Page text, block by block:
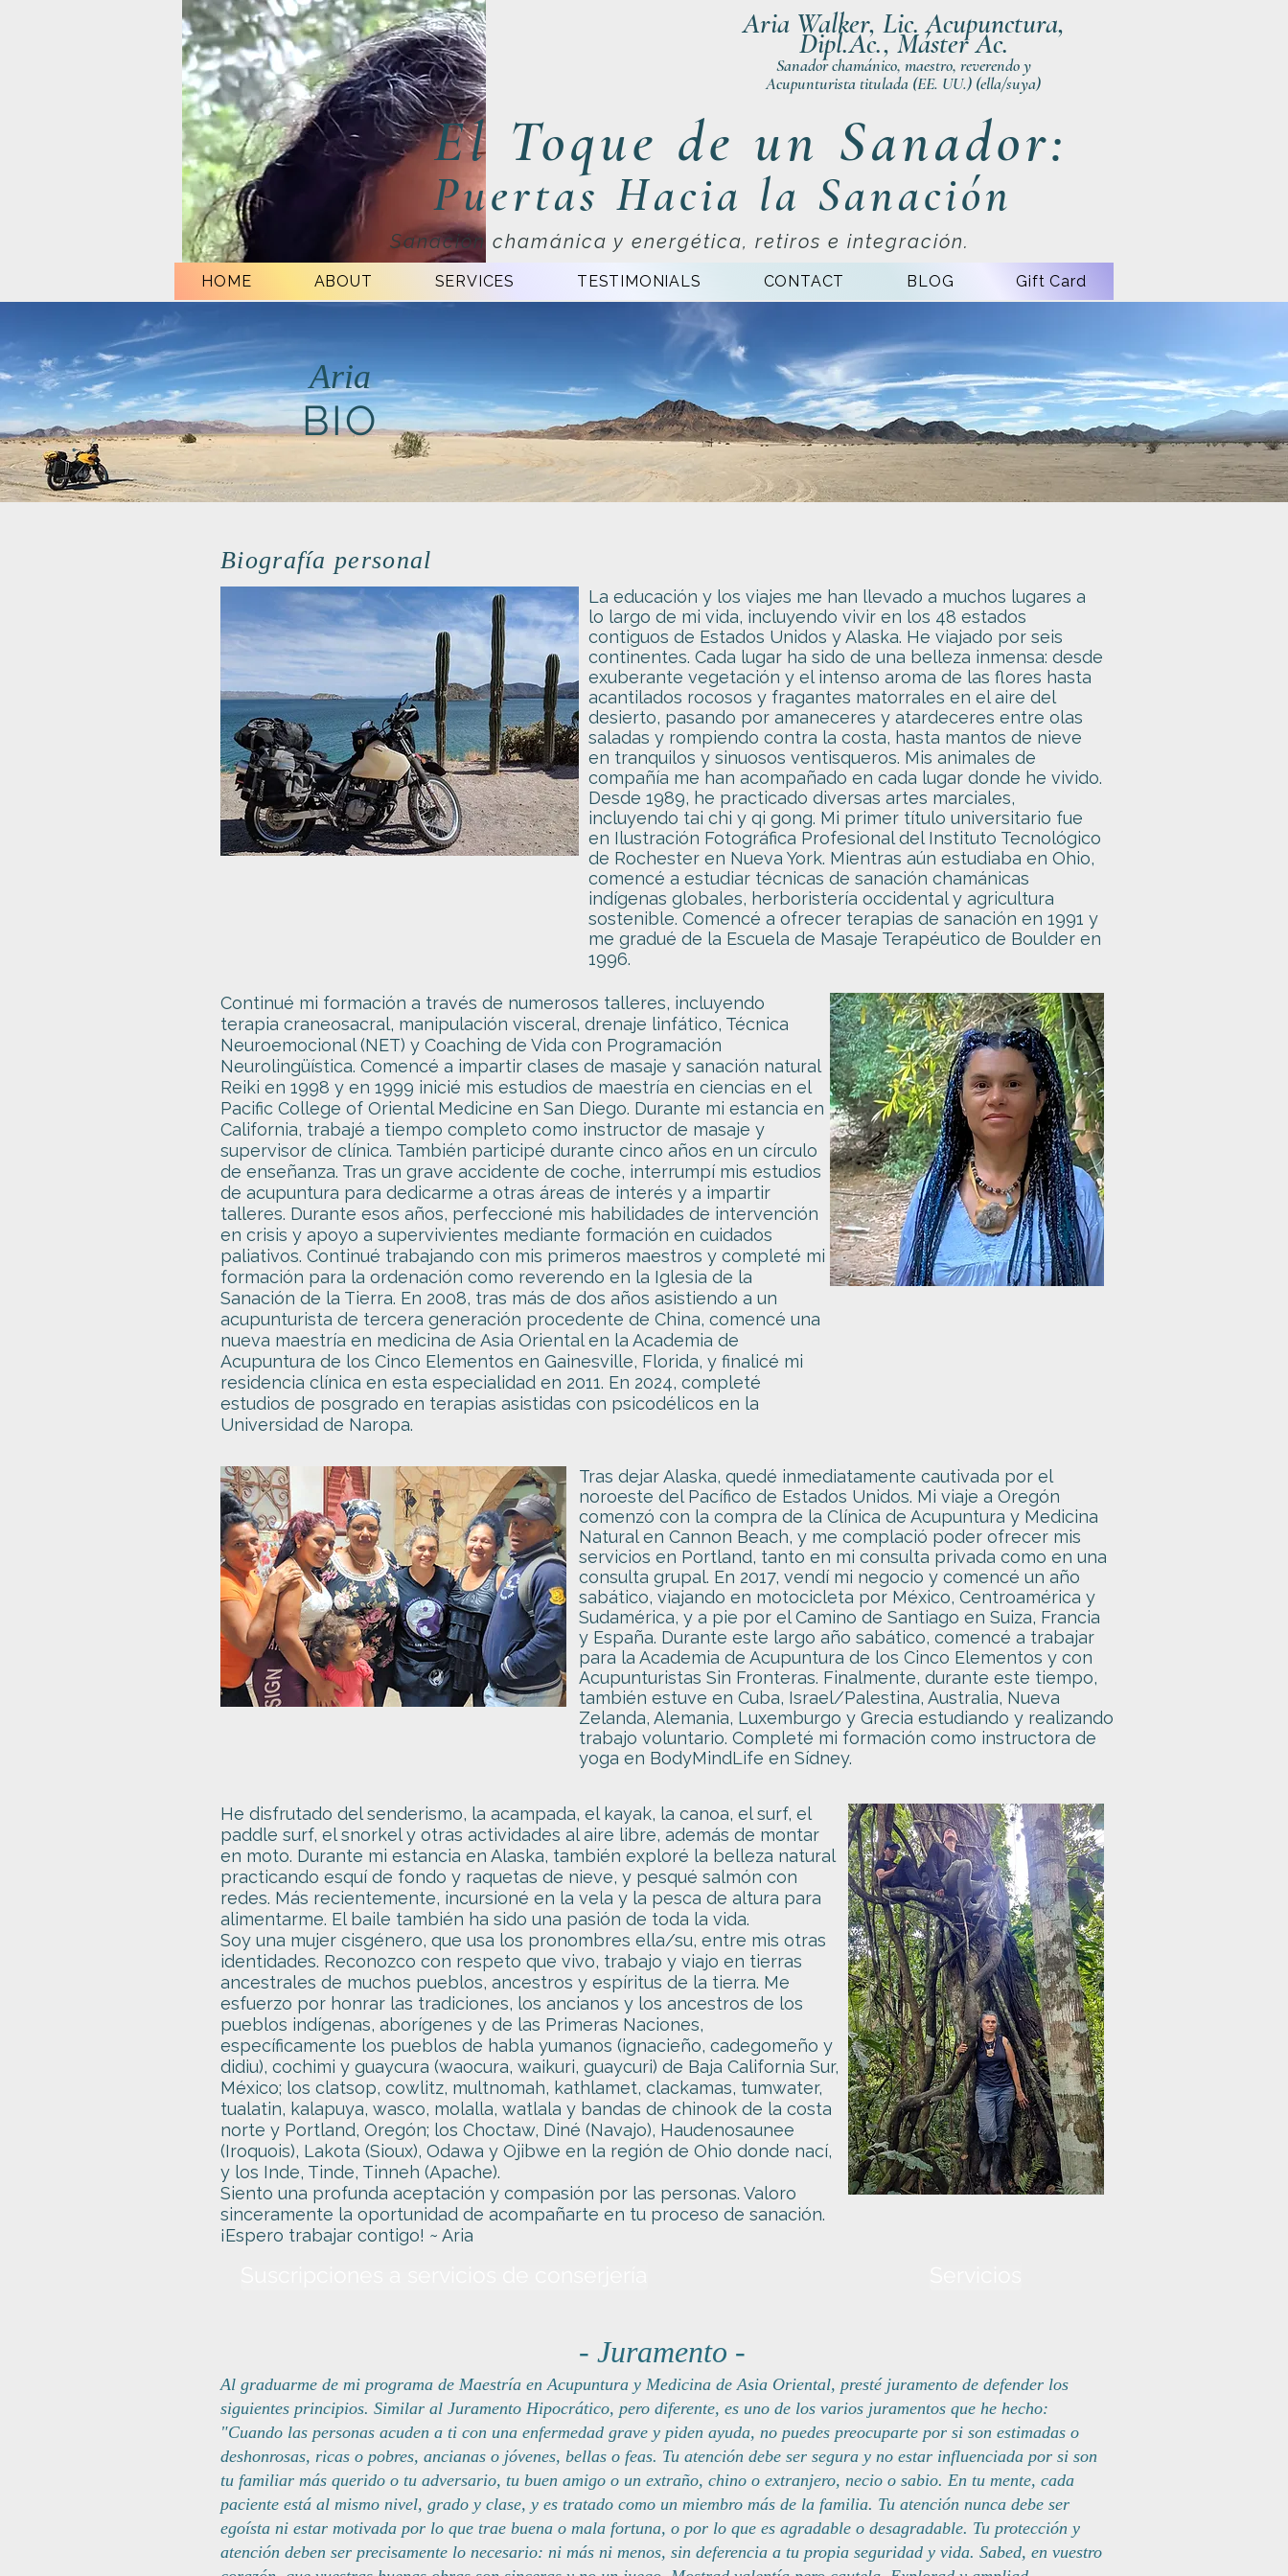
Aria Walker, Lic. Acupunctura,
Dipl.Ac., Máster Ac.
Sanador chamánico, maestro, reverendo y
Acupunturista titulada (EE. UU.) (ella/suya)
El Toque de un Sanador:
Puertas Hacia la Sanación
Sanación chamánica y energética, retiros e integración.
HOME ABOUT SERVICES TESTIMONIALS CONTACT BLOG Gift Card
Aria
BIO
Biografía personal
La educación y los viajes me han llevado a muchos lugares a
lo largo de mi vida, incluyendo vivir en los 48 estados
contiguos de Estados Unidos y Alaska. He viajado por seis
continentes. Cada lugar ha sido de una belleza inmensa: desde
exuberante vegetación y el intenso aroma de las flores hasta
acantilados rocosos y fragantes matorrales en el aire del
desierto, pasando por amaneceres y atardeceres entre olas
saladas y rompiendo contra la costa, hasta mantos de nieve
en tranquilos y sinuosos ventisqueros. Mis animales de
compañía me han acompañado en cada lugar donde he vivido.
Desde 1989, he practicado diversas artes marciales,
incluyendo tai chi y qi gong. Mi primer título universitario fue
en Ilustración Fotográfica Profesional del Instituto Tecnológico
de Rochester en Nueva York. Mientras aún estudiaba en Ohio,
comencé a estudiar técnicas de sanación chamánicas
indígenas globales, herboristería occidental y agricultura
sostenible. Comencé a ofrecer terapias de sanación en 1991 y
me gradué de la Escuela de Masaje Terapéutico de Boulder en
1996.
Continué mi formación a través de numerosos talleres, incluyendo
terapia craneosacral, manipulación visceral, drenaje linfático, Técnica
Neuroemocional (NET) y Coaching de Vida con Programación
Neurolingüística. Comencé a impartir clases de masaje y sanación natural
Reiki en 1998 y en 1999 inicié mis estudios de maestría en ciencias en el
Pacific College of Oriental Medicine en San Diego. Durante mi estancia en
California, trabajé a tiempo completo como instructor de masaje y
supervisor de clínica. También participé durante cinco años en un círculo
de enseñanza. Tras un grave accidente de coche, interrumpí mis estudios
de acupuntura para dedicarme a otras áreas de interés y a impartir
talleres. Durante esos años, perfeccioné mis habilidades de intervención
en crisis y apoyo a supervivientes mediante formación en cuidados
paliativos. Continué trabajando con mis primeros maestros y completé mi
formación para la ordenación como reverendo en la Iglesia de la
Sanación de la Tierra. En 2008, tras más de dos años asistiendo a un
acupunturista de tercera generación procedente de China, comencé una
nueva maestría en medicina de Asia Oriental en la Academia de
Acupuntura de los Cinco Elementos en Gainesville, Florida, y finalicé mi
residencia clínica en esta especialidad en 2011. En 2024, completé
estudios de posgrado en terapias asistidas con psicodélicos en la
Universidad de Naropa.
Tras dejar Alaska, quedé inmediatamente cautivada por el
noroeste del Pacífico de Estados Unidos. Mi viaje a Oregón
comenzó con la compra de la Clínica de Acupuntura y Medicina
Natural en Cannon Beach, y me complació poder ofrecer mis
servicios en Portland, tanto en mi consulta privada como en una
consulta grupal. En 2017, vendí mi negocio y comencé un año
sabático, viajando en motocicleta por México, Centroamérica y
Sudamérica, y a pie por el Camino de Santiago en Suiza, Francia
y España. Durante este largo año sabático, comencé a trabajar
para la Academia de Acupuntura de los Cinco Elementos y con
Acupunturistas Sin Fronteras. Finalmente, durante este tiempo,
también estuve en Cuba, Israel/Palestina, Australia, Nueva
Zelanda, Alemania, Luxemburgo y Grecia estudiando y realizando
trabajo voluntario. Completé mi formación como instructora de
yoga en BodyMindLife en Sídney.
He disfrutado del senderismo, la acampada, el kayak, la canoa, el surf, el
paddle surf, el snorkel y otras actividades al aire libre, además de montar
en moto. Durante mi estancia en Alaska, también exploré la belleza natural
practicando esquí de fondo y raquetas de nieve, y pesqué salmón con
redes. Más recientemente, incursioné en la vela y la pesca de altura para
alimentarme. El baile también ha sido una pasión de toda la vida.
Soy una mujer cisgénero, que usa los pronombres ella/su, entre mis otras
identidades. Reconozco con respeto que vivo, trabajo y viajo en tierras
ancestrales de muchos pueblos, ancestros y espíritus de la tierra. Me
esfuerzo por honrar las tradiciones, los ancianos y los ancestros de los
pueblos indígenas, aborígenes y de las Primeras Naciones,
específicamente los pueblos de habla yumanos (ignacieño, cadegomeño y
didiu), cochimi y guaycura (waocura, waikuri, guaycuri) de Baja California Sur,
México; los clatsop, cowlitz, multnomah, kathlamet, clackamas, tumwater,
tualatin, kalapuya, wasco, molalla, watlala y bandas de chinook de la costa
norte y Portland, Oregón; los Choctaw, Diné (Navajo), Haudenosaunee
(Iroquois), Lakota (Sioux), Odawa y Ojibwe en la región de Ohio donde nací,
y los Inde, Tinde, Tinneh (Apache).
Siento una profunda aceptación y compasión por las personas. Valoro
sinceramente la oportunidad de acompañarte en tu proceso de sanación.
¡Espero trabajar contigo! ~ Aria
- Juramento -
Al graduarme de mi programa de Maestría en Acupuntura y Medicina de Asia Oriental, presté juramento de defender los
siguientes principios. Similar al Juramento Hipocrático, pero diferente, es uno de los varios juramentos que he hecho:
"Cuando las personas acuden a ti con una enfermedad grave y piden ayuda, no puedes preocuparte por si son estimadas o
deshonrosas, ricas o pobres, ancianas o jóvenes, bellas o feas. Tu atención debe ser segura y no estar influenciada por si son
tu familiar más querido o tu adversario, tu buen amigo o un extraño, chino o extranjero, necio o sabio. En tu mente, cada
paciente está al mismo nivel, grado y clase, y es tratado como un miembro más de la familia. Tu atención nunca debe ser
egoísta ni estar motivada por lo que trae buena o mala fortuna, o por lo que es agradable o desagradable. Tu protección y
atención deben ser precisamente lo necesario: ni más ni menos, sin deferencia a tu propia seguridad y vida. Sabed, en vuestro